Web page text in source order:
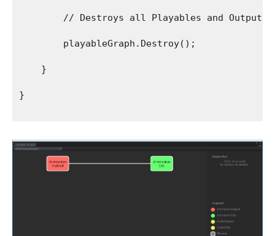
// Destroys all Playables and Outputs
        playableGraph.Destroy();
    }
}